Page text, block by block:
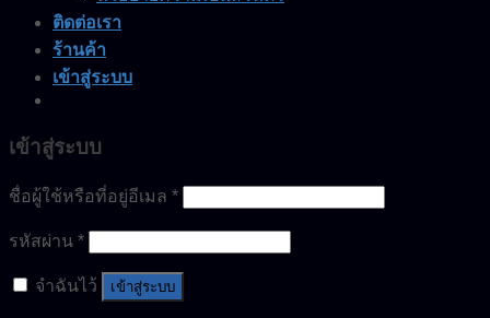
ติดต่อเรา
ร้านค้า
เข้าสู่ระบบ
เข้าสู่ระบบ
ชื่อผู้ใช้หรือที่อยู่อีเมล *
รหัสผ่าน *
จำฉันไว้ เข้าสู่ระบบ